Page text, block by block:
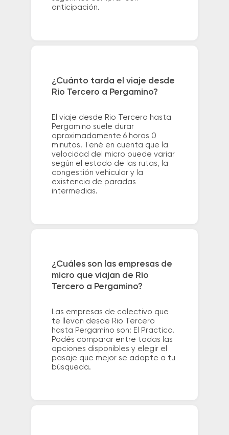
anticipación.
¿Cuánto tarda el viaje desde
Rio Tercero a Pergamino?
El viaje desde Rio Tercero hasta
Pergamino suele durar
aproximadamente 6 horas 0
minutos. Tené en cuenta que la
velocidad del micro puede variar
según el estado de las rutas, la
congestión vehicular y la
existencia de paradas
intermedias.
¿Cuáles son las empresas de
micro que viajan de Rio
Tercero a Pergamino?
Las empresas de colectivo que
te llevan desde Rio Tercero
hasta Pergamino son: El Practico.
Podés comparar entre todas las
opciones disponibles y elegir el
pasaje que mejor se adapte a tu
búsqueda.